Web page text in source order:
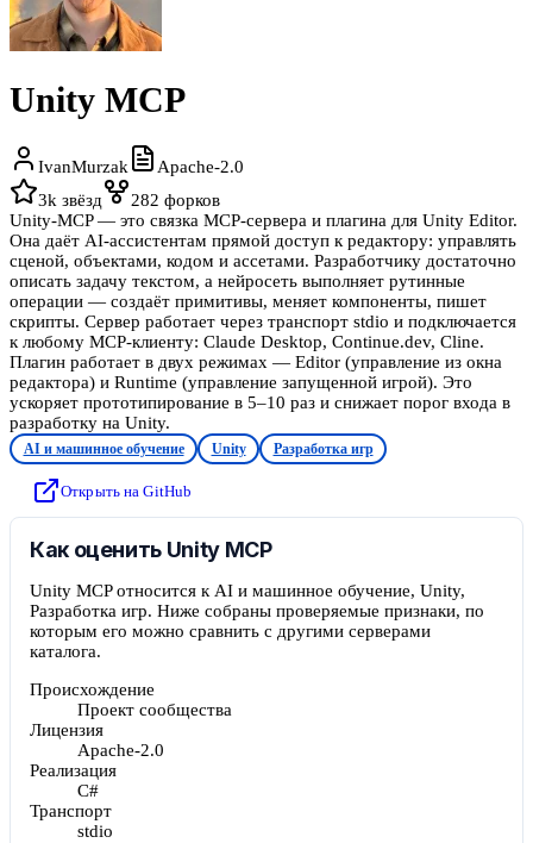
Unity MCP
IvanMurzak
Apache-2.0
3k звёзд 282 форков
Unity-MCP — это связка MCP-сервера и плагина для Unity Editor.
Она даёт AI-ассистентам прямой доступ к редактору: управлять
сценой, объектами, кодом и ассетами. Разработчику достаточно
описать задачу текстом, а нейросеть выполняет рутинные
операции — создаёт примитивы, меняет компоненты, пишет
скрипты. Сервер работает через транспорт stdio и подключается
к любому MCP-клиенту: Claude Desktop, Continue.dev, Cline.
Плагин работает в двух режимах — Editor (управление из окна
редактора) и Runtime (управление запущенной игрой). Это
ускоряет прототипирование в 5–10 раз и снижает порог входа в
разработку на Unity.
AI и машинное обучение Unity Разработка игр
Открыть на GitHub
Как оценить Unity MCP
Unity MCP относится к AI и машинное обучение, Unity,
Разработка игр. Ниже собраны проверяемые признаки, по
которым его можно сравнить с другими серверами
каталога.
Происхождение
Проект сообщества
Лицензия
Apache-2.0
Реализация
C#
Транспорт
stdio